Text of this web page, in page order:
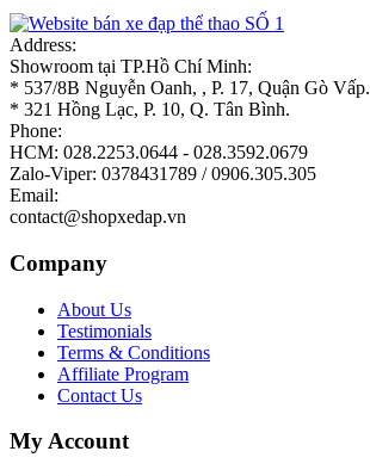
Address:
Showroom tại TP.Hồ Chí Minh:
* 537/8B Nguyễn Oanh, , P. 17, Quận Gò Vấp.
* 321 Hồng Lạc, P. 10, Q. Tân Bình.
Phone:
HCM: 028.2253.0644 - 028.3592.0679
Zalo-Viper: 0378431789 / 0906.305.305
Email:
contact@shopxedap.vn
Company
About Us
Testimonials
Terms & Conditions
Affiliate Program
Contact Us
My Account